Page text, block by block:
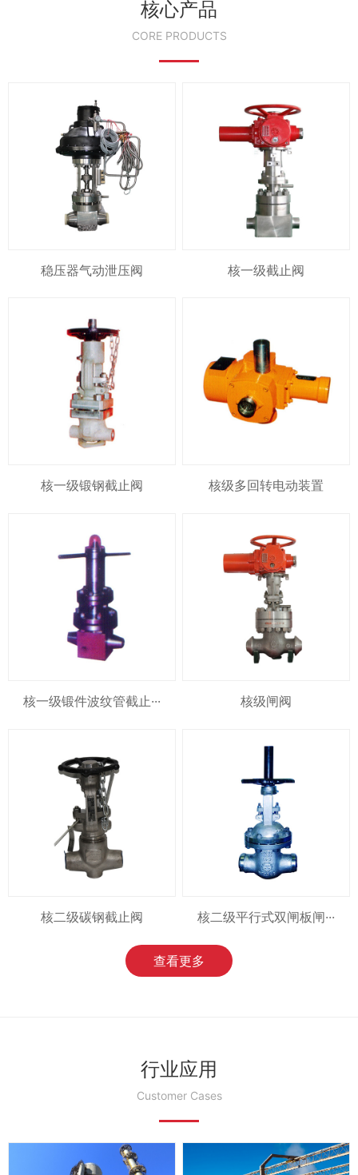
核心产品
CORE PRODUCTS
稳压器气动泄压阀 核一级截止阀
核一级锻钢截止阀 核级多回转电动装置
核一级锻件波纹管截止··· 核级闸阀
核二级碳钢截止阀 核二级平行式双闸板闸···
查看更多
行业应用
Customer Cases